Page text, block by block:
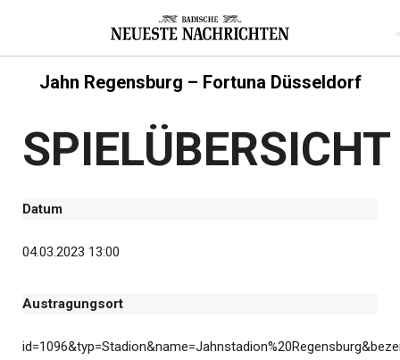
Jahn Regensburg – Fortuna Düsseldorf
SPIELÜBERSICHT
Datum
04.03.2023 13:00
Austragungsort